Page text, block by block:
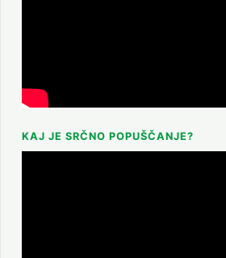
KAJ JE SRČNO POPUŠČANJE?